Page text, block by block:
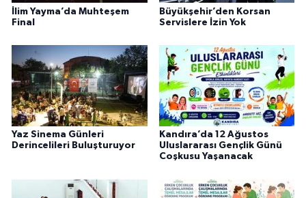
İlim Yayma’da Muhteşem
Final
Büyükşehir’den Korsan
Servislere İzin Yok
Yaz Sinema Günleri
Derincelileri Buluşturuyor
Kandıra’da 12 Ağustos
Uluslararası Gençlik Günü
Coşkusu Yaşanacak